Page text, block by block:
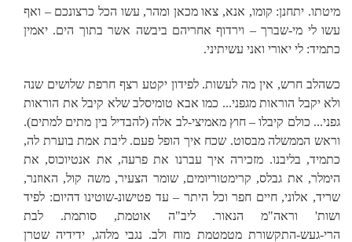
מיטתו. יתחנן: קומו, אנא, צאו מכאן ומהר, עשו הכל כרצונכם – ואף
עשו לי מי-שברך – וירדוף אחריהם ביבשה אשר בתוך הים. יאמין
כתמיד: לי יאורי ואני עשיתיני.
כשהלב חרש, אין מה לעשות. לפידון יקטע רצף חרפת שלושים שנה
ולא יקבל הוראות מגפני... כמו אבא טומיסלב שלא קיבל את הוראות
גפני... כולם קיבלו – חוץ מאמיצי-לב אלה (להבדיל בין מתים למתים).
וראש הממשלה מבסוט. שכח איך הופל פעם. ליבת אמת בוערת לה,
כתמיד, בליבנו. מזכירה איך עברנו את פרעה, את אנטיוכוס, את
הימלר, את גבלס, קרימטוריומים, שומר הצעיר, משה קול, האוזנר,
שריד, אלוני, חיים חפר וכל היתר – עד פטישונ-שוטינו דהיום: לפיד
ושות' וראה"מ הנאור. ליב"ה אוטמת, סותמת. לבת
הרי-געש-התקשורת מטמטמת מוח ולב. נגבי מלהג, ידידיה שטרן